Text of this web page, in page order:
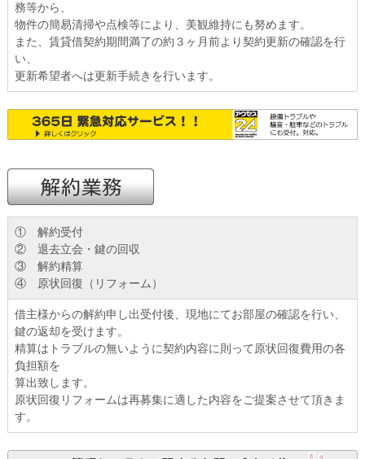
務等から、
物件の簡易清掃や点検等により、美観維持にも努めます。
また、賃貸借契約期間満了の約３ヶ月前より契約更新の確認を行
い、
更新希望者へは更新手続きを行います。
① 解約受付
② 退去立会・鍵の回収
③ 解約精算
④ 原状回復（リフォーム）
借主様からの解約申し出受付後、現地にてお部屋の確認を行い、
鍵の返却を受けます。
精算はトラブルの無いように契約内容に則って原状回復費用の各
負担額を
算出致します。
原状回復リフォームは再募集に適した内容をご提案させて頂きま
す。